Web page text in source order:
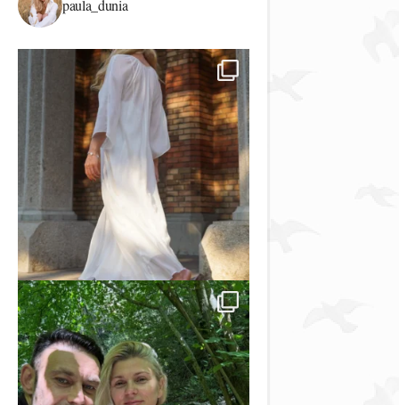
paula_dunia